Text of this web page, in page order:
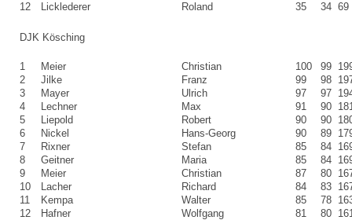
12
Licklederer Roland 35 34 69
DJK Kösching
1 Meier Christian 100 99
2
Jilke Franz 99 98
3
Mayer Ulrich 97 97
4
Lechner Max 91 90
5
Liepold Robert 90 90
6
Nickel Hans-Georg 90 89
7
Rixner Stefan 85 84
8
Geitner Maria 85 84
9
Meier Christian 87 80
10
Lacher Richard 84 83
11
Kempa Walter 85 78
12
Hafner Wolfgang 81 80